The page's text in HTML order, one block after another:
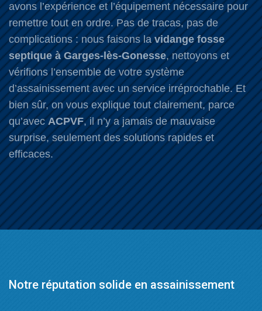
avons l’expérience et l’équipement nécessaire pour
remettre tout en ordre. Pas de tracas, pas de
complications : nous faisons lavidange fosse
septique à Garges-lès-Gonesse, nettoyons et
vérifions l’ensemble de votre système
d’assainissement avec un service irréprochable. Et
bien sûr, on vous explique tout clairement, parce
qu’avecACPVF, il n’y a jamais de mauvaise
surprise, seulement des solutions rapides et
efficaces.
Notre réputation solide en assainissement